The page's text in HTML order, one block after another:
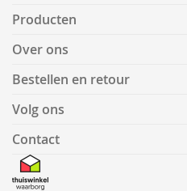
Producten
Over ons
Bestellen en retour
Volg ons
Contact